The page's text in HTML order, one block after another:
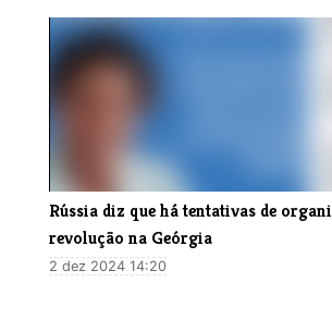
Rússia diz que há tentativas de
revolução na Geórgia
2 dez 2024 14:20